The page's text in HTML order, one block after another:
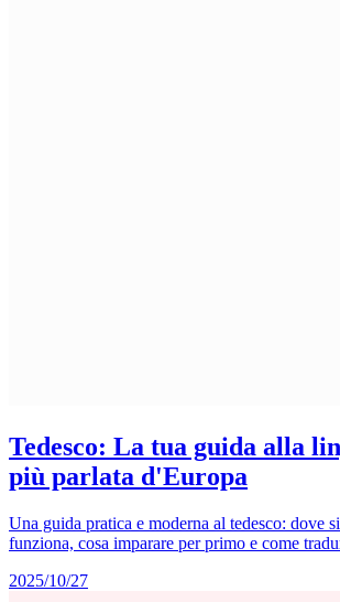
Tedesco: La tua guida alla
più parlata d'Europa
Una guida pratica e moderna al tedesco: dove
funziona, cosa imparare per primo e come
2025/10/27